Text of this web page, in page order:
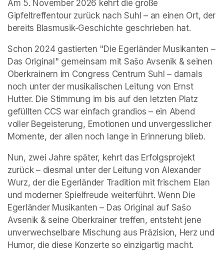
Am 5. November 2026 kehrt die große
Gipfeltreffentour zurück nach Suhl – an einen Ort, der
bereits Blasmusik-Geschichte geschrieben hat.
Schon 2024 gastierten "Die Egerländer Musikanten –
Das Original" gemeinsam mit Sašo Avsenik & seinen
Oberkrainern im Congress Centrum Suhl – damals
noch unter der musikalischen Leitung von Ernst
Hutter. Die Stimmung im bis auf den letzten Platz
gefüllten CCS war einfach grandios – ein Abend
voller Begeisterung, Emotionen und unvergesslicher
Momente, der allen noch lange in Erinnerung blieb.
Nun, zwei Jahre später, kehrt das Erfolgsprojekt
zurück – diesmal unter der Leitung von Alexander
Wurz, der die Egerländer Tradition mit frischem Elan
und moderner Spielfreude weiterführt. Wenn Die
Egerländer Musikanten – Das Original auf Sašo
Avsenik & seine Oberkrainer treffen, entsteht jene
unverwechselbare Mischung aus Präzision, Herz und
Humor, die diese Konzerte so einzigartig macht.